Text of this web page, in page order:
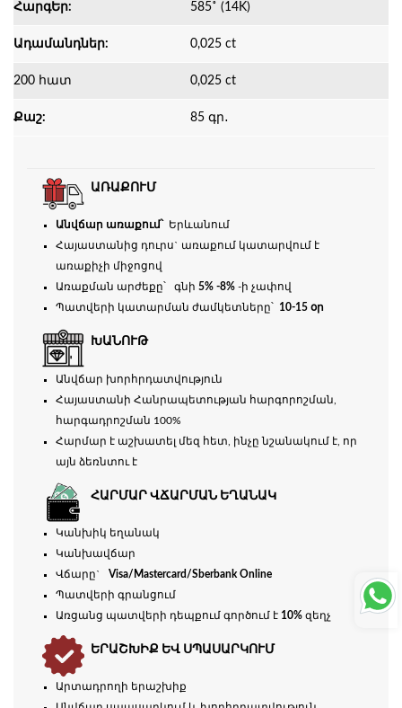
ՀարգԵր: 585˚ (14K)
Ադամանդներ: 0,025 ct
200 հատ 0,025 ct
Քաշ: 85 գր․
ԱՌԱՔՈՒՄ
Անվճար առաքում՝
Երևանում
Հայաստանից դուրս` առաքում կատարվում է
առաքիչի միջոցով
Առաքման արժեքը՝ գնի5% -8% -ի չափով
Պատվերի կատարման ժամկետները՝ 10-15 օր
ԽԱՆՈՒԹ
Անվճար խորհրդատվություն
Հայաստանի Հանրապետության հարգորոշման,
հարգադրոշման 100%
Հարմար է աշխատել մեզ հետ, ինչը նշանակում է, որ
այն ձեռնտու է
ՀԱՐՄԱՐ ՎՃԱՐՄԱՆ ԵՂԱՆԱԿ
Կանխիկ եղանակ
Կանխավճար
Վճարը`Visa/Mastercard/Sberbank Online
Պատվերի գրանցում
Առցանց պատվերի դեպքում գործում է 10% զեղչ
ԵՐԱՇԽԻՔ ԵՎ ՍՊԱՍԱՐԿՈՒՄ
Արտադրողի երաշխիք